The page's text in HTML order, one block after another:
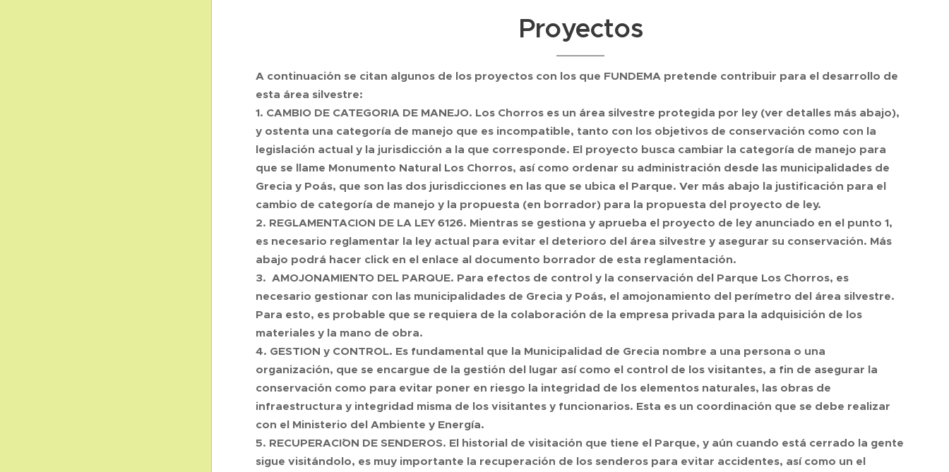
Proyectos
A continuación se citan algunos de los proyectos con los que FUNDEMA pretende contribuir para el desarrollo de
esta área silvestre:
1. CAMBIO DE CATEGORIA DE MANEJO. Los Chorros es un área silvestre protegida por ley (ver detalles más abajo),
y ostenta una categoría de manejo que es incompatible, tanto con los objetivos de conservación como con la
legislación actual y la jurisdicción a la que corresponde. El proyecto busca cambiar la categoría de manejo para
que se llame Monumento Natural Los Chorros, así como ordenar su administración desde las municipalidades de
Grecia y Poás, que son las dos jurisdicciones en las que se ubica el Parque. Ver más abajo la justificación para el
cambio de categoría de manejo y la propuesta (en borrador) para la propuesta del proyecto de ley.
2. REGLAMENTACION DE LA LEY 6126. Mientras se gestiona y aprueba el proyecto de ley anunciado en el punto 1,
es necesario reglamentar la ley actual para evitar el deterioro del área silvestre y asegurar su conservación. Más
abajo podrá hacer click en el enlace al documento borrador de esta reglamentación.
3. AMOJONAMIENTO DEL PARQUE. Para efectos de control y la conservación del Parque Los Chorros, es
necesario gestionar con las municipalidades de Grecia y Poás, el amojonamiento del perímetro del área silvestre.
Para esto, es probable que se requiera de la colaboración de la empresa privada para la adquisición de los
materiales y la mano de obra.
4. GESTION y CONTROL. Es fundamental que la Municipalidad de Grecia nombre a una persona o una
organización, que se encargue de la gestión del lugar así como el control de los visitantes, a fin de asegurar la
conservación como para evitar poner en riesgo la integridad de los elementos naturales, las obras de
infraestructura y integridad misma de los visitantes y funcionarios. Esta es un coordinación que se debe realizar
con el Ministerio del Ambiente y Energía.
5. RECUPERACI´ON DE SENDEROS. El historial de visitación que tiene el Parque, y aún cuando está cerrado la gente
sigue visitándolo, es muy importante la recuperación de los senderos para evitar accidentes, así como un el